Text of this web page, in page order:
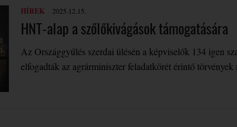
HÍREK 2025.12.15.
HNT-alap a szőlőkivágások támogatására
Az Országgyűlés szerdai ülésén a képviselők 134 igen
elfogadták az agrárminiszter feladatkörét érintő törvények